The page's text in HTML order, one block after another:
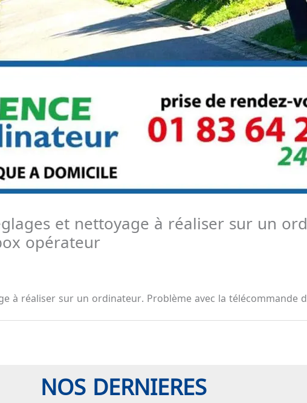
et nettoyage à réaliser sur un
opérateur
à réaliser sur un ordinateur. Problème avec la télécommande
NOS DERNIERES